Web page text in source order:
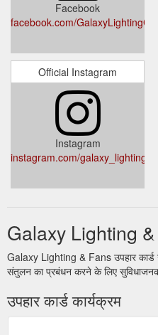
Facebook
facebook.com/
Official Instagram
Instagram
instagram.com/
Galaxy Lighting &
Galaxy Lighting & Fans उपहार कार्ड
संतुलन का प्रबंधन करने के लिए
उपहार कार्ड कार्यक्रम